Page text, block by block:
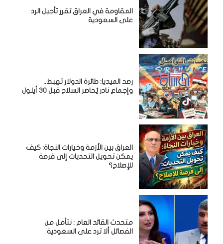
المقاومة في العراق تقرر تأجيل الرد
على السعودية
رصد الميديا: طائرة الدولار تهبط..
وإجماع نادر يُحاصر السلاح قبل 30 أيلول
العراق بين الأزمة وخيارات النجاة: كيف
يمكن تحويل التحديات إلى فرصة
للإصلاح؟
متحدث القائد العام : نتأمل من
الفصائل ألا ترد على السعودية